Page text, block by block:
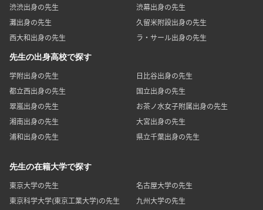
渋渋出身の先生
渋幕出身の先生
灘出身の先生
久留米附設出身の先生
西大和出身の先生
ラ・サール出身の先生
先生の出身高校で探す
学附出身の先生
日比谷出身の先生
都立西出身の先生
国立出身の先生
翠嵐出身の先生
お茶ノ水女子附属出身の先生
湘南出身の先生
大宮出身の先生
浦和出身の先生
県立千葉出身の先生
先生の在籍大学で探す
東京大学の先生
名古屋大学の先生
東京科学大学(東京工業大学)の先生
九州大学の先生